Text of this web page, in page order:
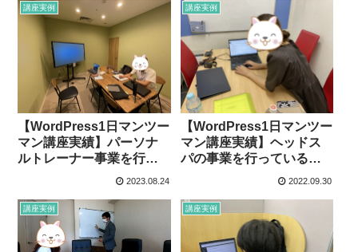
講座実例
【WordPress1日マンツー
マン講座実績】パーソナ
ルトレーナー事業を行っ
ている仙台在住のY.I様
2023.08.24
講座実例
【WordPress1日マンツー
マン講座実績】ヘッドス
パの事業を行っている都
2022.09.30
講座実例 講座実例